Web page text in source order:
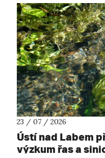
23 / 07 / 2026
Ústí nad Labem
výzkum řas a